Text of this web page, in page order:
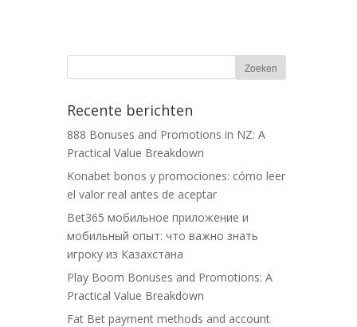
Recente berichten
888 Bonuses and Promotions in NZ: A
Practical Value Breakdown
Konabet bonos y promociones: cómo leer
el valor real antes de aceptar
Bet365 мобильное приложение и
мобильный опыт: что важно знать
игроку из Казахстана
Play Boom Bonuses and Promotions: A
Practical Value Breakdown
Fat Bet payment methods and account